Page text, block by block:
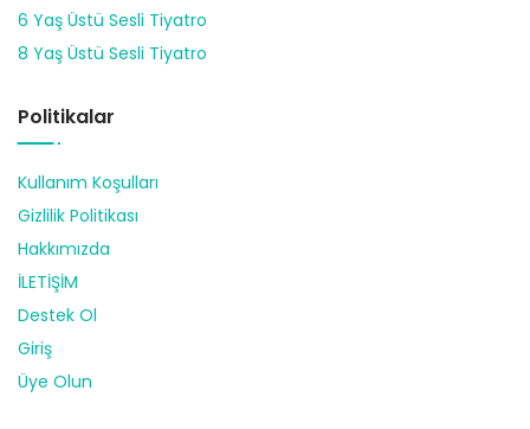
6 Yaş Üstü Sesli Tiyatro
8 Yaş Üstü Sesli Tiyatro
Politikalar
Kullanım Koşulları
Gizlilik Politikası
Hakkımızda
İLETİŞİM
Destek Ol
Giriş
Üye Olun